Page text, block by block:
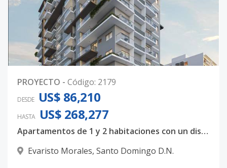
PROYECTO - Código: 2179
DESDE US$ 86,210
HASTA US$ 268,277
Apartamentos de 1 y 2 habitaciones con un diseño totalmente majestuoso
Evaristo Morales, Santo Domingo D.N.